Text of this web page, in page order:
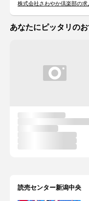
株式会社さわやか倶楽部の求
あなたにピッタリの
読売センター新潟中央